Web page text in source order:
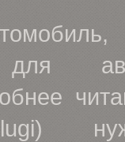
для
uslugi)